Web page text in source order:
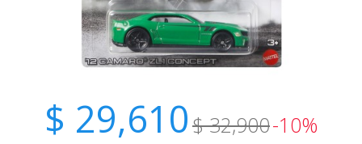
$ 29,610$ 32,900-10%